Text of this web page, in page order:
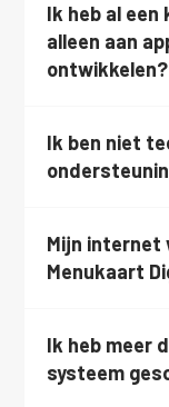
Ik heb al
alleen aan
ontwikkelen?
Ik ben niet
Mijn internet
Menukaart
Ik heb meer
systeem